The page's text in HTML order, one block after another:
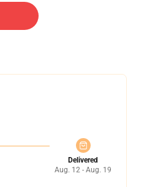
Delivered
Aug. 12 - Aug. 19